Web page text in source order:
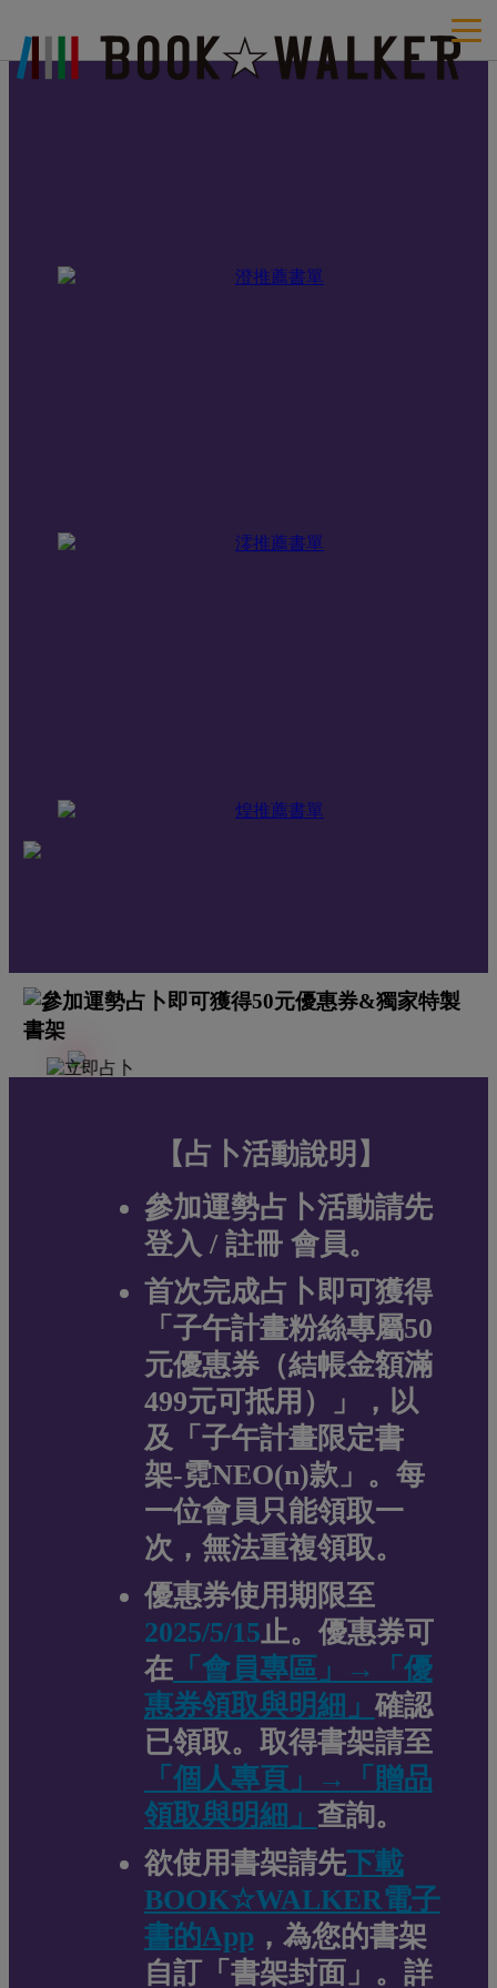
【占卜活動說明】
參加運勢占卜活動請先
登入 / 註冊 會員。
首次完成占卜即可獲得
「子午計畫粉絲專屬50
元優惠券（結帳金額滿
499元可抵用）」，以
及「子午計畫限定書
架-霓NEO(n)款」。每
一位會員只能領取一
次，無法重複領取。
優惠券使用期限至
2025/5/15止。優惠券可
在「會員專區」→「優
惠券領取與明細」 確認
已領取。取得書架請至
「個人專頁」→「贈品
領取與明細」 查詢。
欲使用書架請先下載
BOOK☆WALKER電子
書的App ，為您的書架
自訂「書架封面」。詳